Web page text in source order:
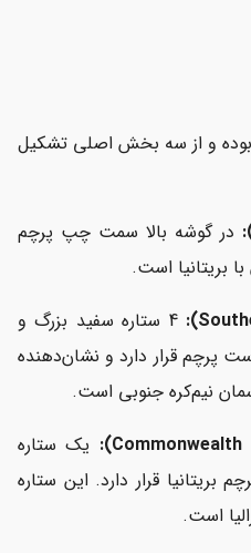
و از سه بخش اصلی تشکیل
در گوشه بالا سمت چپ پرچم
بریتانیا است.
4 ستاره سفید بزرگ و
پرچم قرار دارد و نشان‌دهنده
نیم‌کره جنوبی است.
یک ستاره
بریتانیا قرار دارد. این ستاره
است.